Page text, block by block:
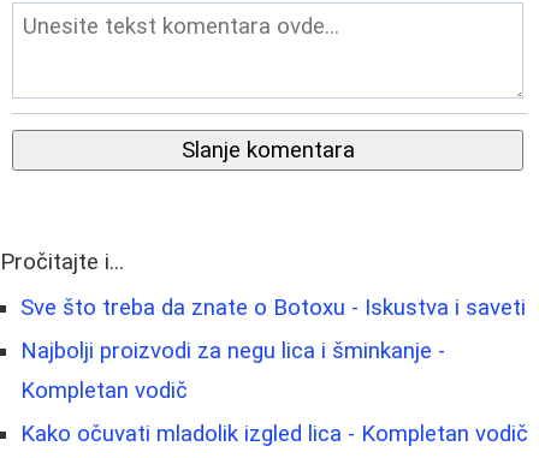
Slanje komentara
Pročitajte i...
Sve što treba da znate o Botoxu - Iskustva i saveti
Najbolji proizvodi za negu lica i šminkanje -
Kompletan vodič
Kako očuvati mladolik izgled lica - Kompletan vodič